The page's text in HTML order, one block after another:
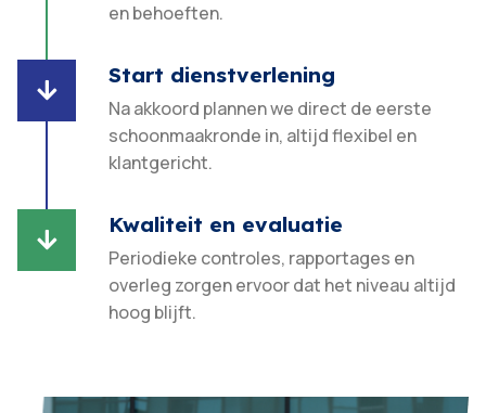
en behoeften.​

Start dienstverlening
Na akkoord plannen we direct de eerste
schoonmaakronde in, altijd flexibel en
klantgericht.​

Kwaliteit en evaluatie
Periodieke controles, rapportages en
overleg zorgen ervoor dat het niveau altijd
hoog blijft.​